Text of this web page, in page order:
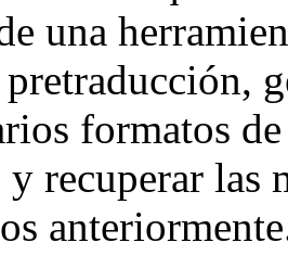
una
formatos
recuperar las